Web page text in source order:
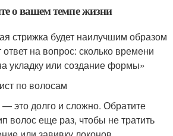
о вашем темпе жизни
стрижка будет наилучшим образом
на вопрос: сколько времени
укладку или создание формы»
по волосам
это долго и сложно. Обратите
волос еще раз, чтобы не тратить